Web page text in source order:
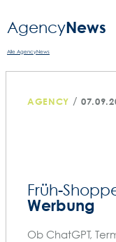
Agency­News
Alle AgencyNews
AGENCY /
Früh-
Werbung
Ob ChatGPT,